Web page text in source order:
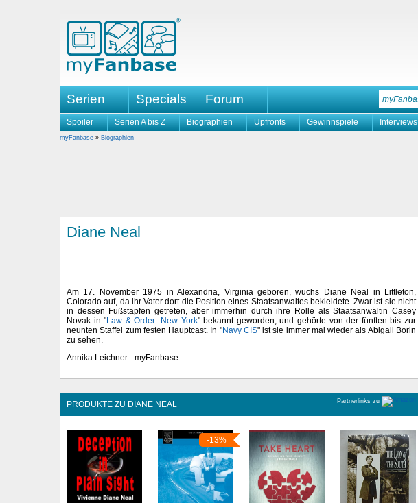
Serien Specials Forum
Spoiler Serien A bis Z Biographien Upfronts Gewinnspiele Interviews
myFanbase » Biographien
Diane Neal
Am 17. November 1975 in Alexandria, Virginia geboren, wuchs Diane Neal in Littleton,
Colorado auf, da ihr Vater dort die Position eines Staatsanwaltes bekleidete. Zwar ist sie nicht
in dessen Fußstapfen getreten, aber immerhin durch ihre Rolle als Staatsanwältin Casey
Novak in "Law & Order: New York" bekannt geworden, und gehörte von der fünften bis zur
neunten Staffel zum festen Hauptcast. In "Navy CIS" ist sie immer mal wieder als Abigail Borin
zu sehen.
Annika Leichner - myFanbase
Partnerlinks zu
PRODUKTE ZU DIANE NEAL
-13%